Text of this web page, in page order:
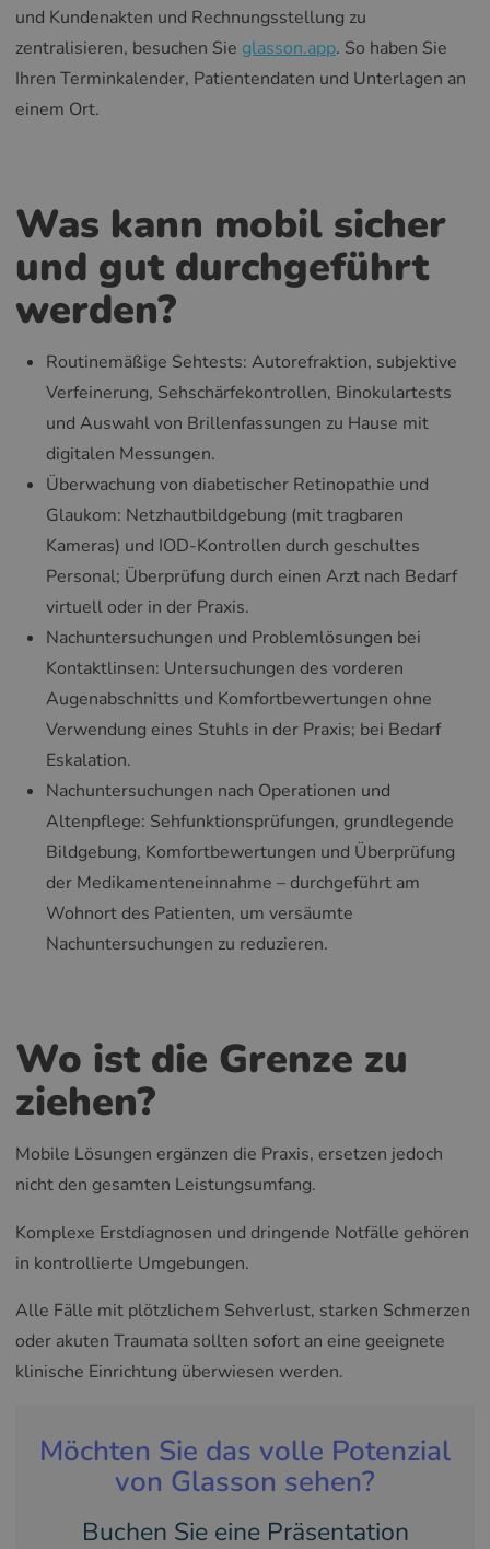
und Kundenakten und Rechnungsstellung zu
zentralisieren, besuchen Sie glasson.app. So haben Sie
Ihren Terminkalender, Patientendaten und Unterlagen an
einem Ort.
Was kann mobil sicher
und gut durchgeführt
werden?
Routinemäßige Sehtests: Autorefraktion, subjektive
Verfeinerung, Sehschärfekontrollen, Binokulartests
und Auswahl von Brillenfassungen zu Hause mit
digitalen Messungen.
Überwachung von diabetischer Retinopathie und
Glaukom: Netzhautbildgebung (mit tragbaren
Kameras) und IOD-Kontrollen durch geschultes
Personal; Überprüfung durch einen Arzt nach Bedarf
virtuell oder in der Praxis.
Nachuntersuchungen und Problemlösungen bei
Kontaktlinsen: Untersuchungen des vorderen
Augenabschnitts und Komfortbewertungen ohne
Verwendung eines Stuhls in der Praxis; bei Bedarf
Eskalation.
Nachuntersuchungen nach Operationen und
Altenpflege: Sehfunktionsprüfungen, grundlegende
Bildgebung, Komfortbewertungen und Überprüfung
der Medikamenteneinnahme – durchgeführt am
Wohnort des Patienten, um versäumte
Nachuntersuchungen zu reduzieren.
Wo ist die Grenze zu
ziehen?
Mobile Lösungen ergänzen die Praxis, ersetzen jedoch
nicht den gesamten Leistungsumfang.
Komplexe Erstdiagnosen und dringende Notfälle gehören
in kontrollierte Umgebungen.
Alle Fälle mit plötzlichem Sehverlust, starken Schmerzen
oder akuten Traumata sollten sofort an eine geeignete
klinische Einrichtung überwiesen werden.
Möchten Sie das volle Potenzial
von Glasson sehen?
Buchen Sie eine Präsentation